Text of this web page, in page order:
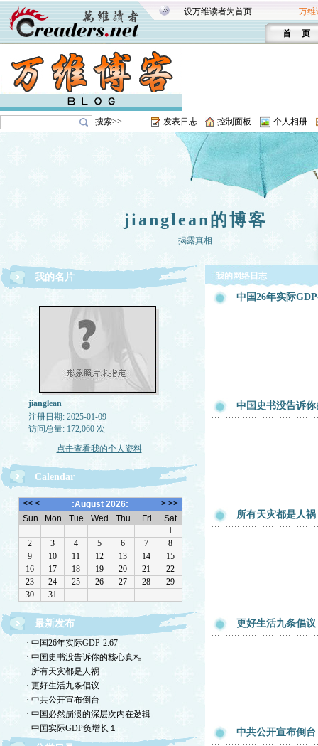
设万维读者为首页 万维
首 页
搜索>> 发表日志 控制面板 个人相册
jianglean的博客
揭露真相
我的名片
jianglean
注册日期: 2025-01-09
访问总量: 172,060 次
点击查看我的个人资料
Calendar
最新发布
· 中国26年实际GDP-2.67
· 中国史书没告诉你的核心真相
· 所有天灾都是人祸
· 更好生活九条倡议
· 中共公开宣布倒台
· 中国必然崩溃的深层次内在逻辑
· 中国实际GDP负增长１
我的网络日志
中国26年实际
中国史书没告诉
所有天灾都是人祸
更好生活九条倡议
中共公开宣布倒台